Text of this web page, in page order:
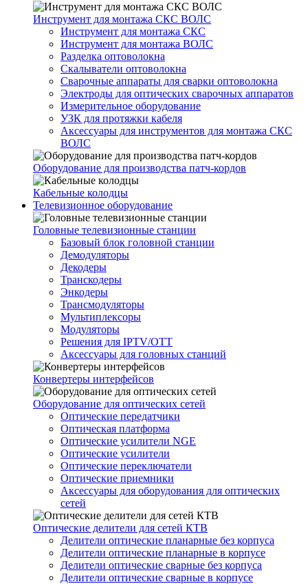
Инструмент для монтажа СКС ВОЛС
Инструмент для монтажа СКС
Инструмент для монтажа ВОЛС
Разделка оптоволокна
Скалыватели оптоволокна
Сварочные аппараты для сварки оптоволокна
Электроды для оптических сварочных аппаратов
Измерительное оборудование
УЗК для протяжки кабеля
Аксессуары для инструментов для монтажа СКС
ВОЛС
Оборудование для производства патч-кордов
Кабельные колодцы
Телевизионное оборудование
Головные телевизионные станции
Базовый блок головной станции
Демодуляторы
Декодеры
Транскодеры
Энкодеры
Трансмодуляторы
Мультиплексоры
Модуляторы
Решения для IPTV/OTT
Аксессуары для головных станций
Конвертеры интерфейсов
Оборудование для оптических сетей
Оптические передатчики
Оптическая платформа
Оптические усилители NGE
Оптические усилители
Оптические переключатели
Оптические приемники
Аксессуары для оборудования для оптических
сетей
Оптические делители для сетей КТВ
Делители оптические планарные без корпуса
Делители оптические планарные в корпусе
Делители оптические сварные без корпуса
Делители оптические сварные в корпусе